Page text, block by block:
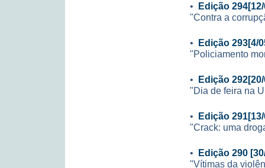
• Edição
"Contra a
• Edição 293[4/
"Policiamento
• Edição
"Dia de feira na
• Edição
"Crack: uma
• Edição 290
"Vítimas da